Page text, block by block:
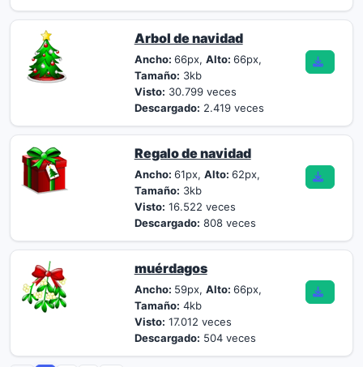
Arbol de navidad
Ancho: 66px, Alto: 66px,
Tamaño: 3kb
Visto: 30.799 veces
Descargado: 2.419 veces
Regalo de navidad
Ancho: 61px, Alto: 62px,
Tamaño: 3kb
Visto: 16.522 veces
Descargado: 808 veces
muérdagos
Ancho: 59px, Alto: 66px,
Tamaño: 4kb
Visto: 17.012 veces
Descargado: 504 veces